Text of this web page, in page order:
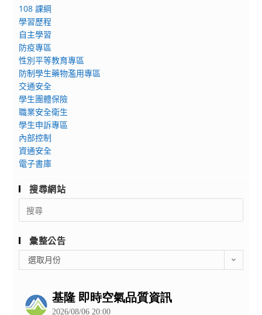
108 課綱
學習歷程
自主學習
防疫專區
性別平等教育專區
防制學生藥物濫用專區
交通安全
學生團體保險
職業安全衛生
學生申訴專區
內部控制
資通安全
電子書庫
搜尋網站
Search
for:
彙整公告
整
選取月份